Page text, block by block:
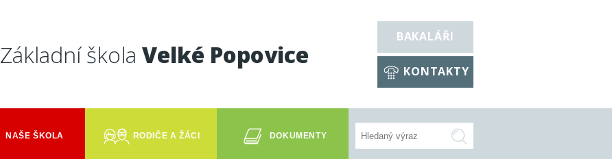
Základní škola Velké Popovice
BAKALÁŘI
KONTAKTY
NAŠE ŠKOLA RODIČE A ŽÁCI DOKUMENTY